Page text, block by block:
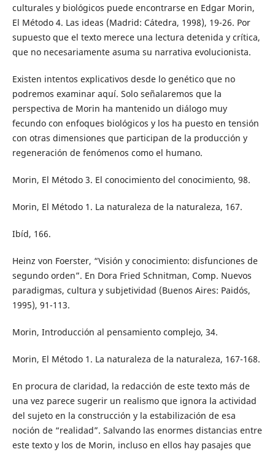
culturales y biológicos puede encontrarse en Edgar Morin,
El Método 4. Las ideas (Madrid: Cátedra, 1998), 19-26. Por
supuesto que el texto merece una lectura detenida y crítica,
que no necesariamente asuma su narrativa evolucionista.
Existen intentos explicativos desde lo genético que no
podremos examinar aquí. Solo señalaremos que la
perspectiva de Morin ha mantenido un diálogo muy
fecundo con enfoques biológicos y los ha puesto en tensión
con otras dimensiones que participan de la producción y
regeneración de fenómenos como el humano.
Morin, El Método 3. El conocimiento del conocimiento, 98.
Morin, El Método 1. La naturaleza de la naturaleza, 167.
Ibíd, 166.
Heinz von Foerster, “Visión y conocimiento: disfunciones de
segundo orden”. En Dora Fried Schnitman, Comp. Nuevos
paradigmas, cultura y subjetividad (Buenos Aires: Paidós,
1995), 91-113.
Morin, Introducción al pensamiento complejo, 34.
Morin, El Método 1. La naturaleza de la naturaleza, 167-168.
En procura de claridad, la redacción de este texto más de
una vez parece sugerir un realismo que ignora la actividad
del sujeto en la construcción y la estabilización de esa
noción de “realidad”. Salvando las enormes distancias entre
este texto y los de Morin, incluso en ellos hay pasajes que